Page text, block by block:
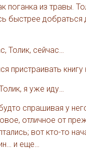
поганка из травы.
быстрее
Толик, сейчас…
пристраивать
я уже иду…
спрашивая у
отличное от
вот кто-то
и еще…